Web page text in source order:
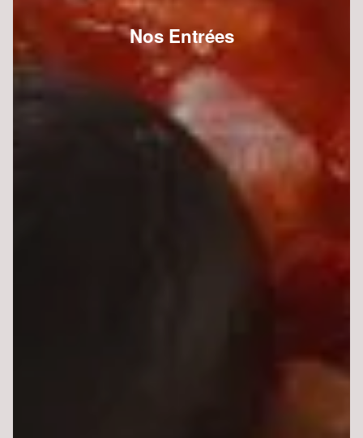
Nos Entrées